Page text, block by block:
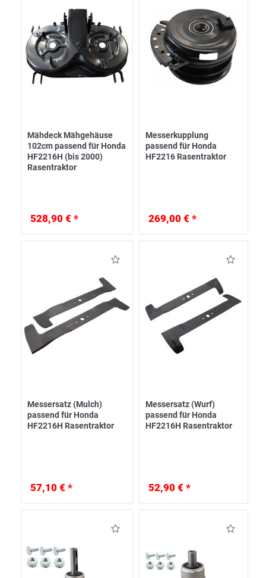
Mähdeck Mähgehäuse
102cm passend für Honda
HF2216H (bis 2000)
Rasentraktor
528,90 € *
Messerkupplung
passend für Honda
HF2216 Rasentraktor
269,00 € *
Messersatz (Mulch)
passend für Honda
HF2216H Rasentraktor
57,10 € *
Messersatz (Wurf)
passend für Honda
HF2216H Rasentraktor
52,90 € *